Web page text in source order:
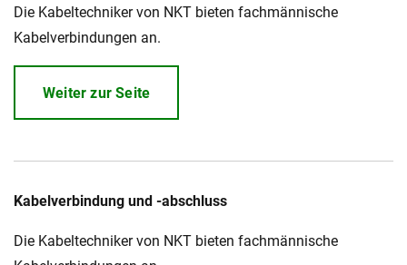
Die Kabeltechniker von NKT bieten fachmännische
Kabelverbindungen an.
Weiter zur Seite
Kabelverbindung und -abschluss
Die Kabeltechniker von NKT bieten fachmännische